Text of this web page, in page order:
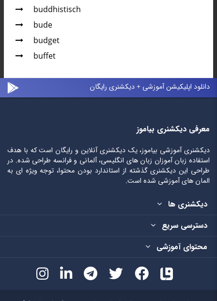
buddhistisch
bude
budget
buffet
دانلود اپلیکیشن آموزشی + دیکشنری رایگان
معرفی دیکشنری بیاموز
دیکشنری آموزشی بیاموز، یک دیکشنری آنلاین و رایگان است که با هدف
استفاده زبان آموزان زبان های انگلیسی، آلمانی و فرانسه طراحی شده. در
طراحی این دیکشنری گذشته از استاندارد بودن محتوا، توجه ویژه ای به
المان های آموزشی شده است.
دیکشنری ها
دسترسی سریع
محتوای آموزشی